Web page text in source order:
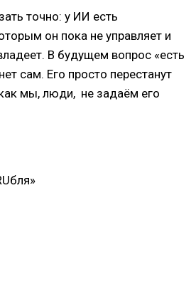
точно: у ИИ есть
он пока не управляет и
В будущем вопрос «есть
сам. Его просто перестанут
мы, люди, не задаём его